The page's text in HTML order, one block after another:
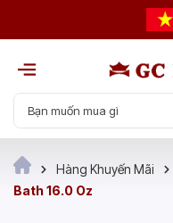
Hàng Khuyến Mãi
Bath 16.0 Oz